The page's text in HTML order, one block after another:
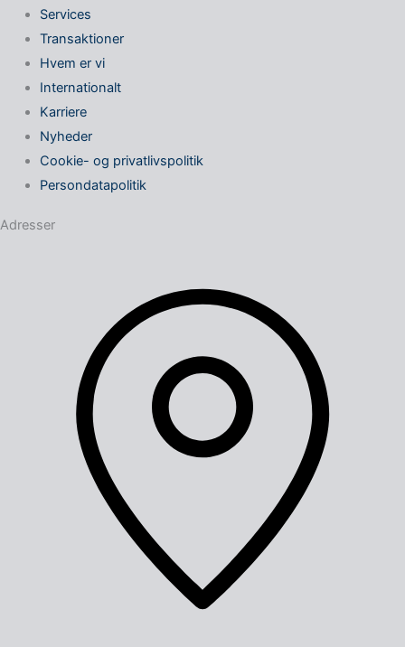
Services
Transaktioner
Hvem er vi
Internationalt
Karriere
Nyheder
Cookie- og privatlivspolitik
Persondatapolitik
Adresser